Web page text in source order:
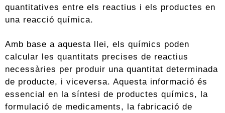
quantitatives entre els reactius i els productes en
una reacció química.
Amb base a aquesta llei, els químics poden
calcular les quantitats precises de reactius
necessàries per produir una quantitat determinada
de producte, i viceversa. Aquesta informació és
essencial en la síntesi de productes químics, la
formulació de medicaments, la fabricació de